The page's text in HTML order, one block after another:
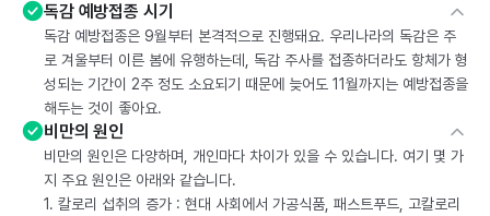
독감 예방접종 시기
독감 예방접종은 9월부터 본격적으로 진행돼요. 우리나라의 독감은 주
로 겨울부터 이른 봄에 유행하는데, 독감 주사를 접종하더라도 항체가 형
성되는 기간이 2주 정도 소요되기 때문에 늦어도 11월까지는 예방접종을
해두는 것이 좋아요.
비만의 원인
비만의 원인은 다양하며, 개인마다 차이가 있을 수 있습니다. 여기 몇 가
지 주요 원인은 아래와 같습니다.
1. 칼로리 섭취의 증가 : 현대 사회에서 가공식품, 패스트푸드, 고칼로리